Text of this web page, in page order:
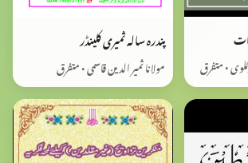
• متفرق
پندرہ سالہ ثمیری کلینڈر
مولانا ثمیر الدین قاسمی • متفرق